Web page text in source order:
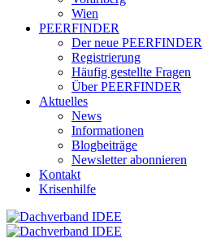
Wien
PEERFINDER
Der neue PEERFINDER
Registrierung
Häufig gestellte Fragen
Über PEERFINDER
Aktuelles
News
Informationen
Blogbeiträge
Newsletter abonnieren
Kontakt
Krisenhilfe